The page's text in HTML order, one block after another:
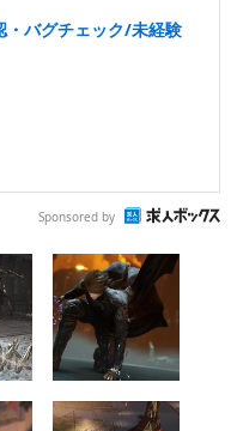
・バグチェック/未経験
Sponsored by